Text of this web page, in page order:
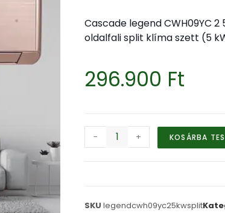
Cascade legend CWH09YC
oldalfali split klíma szett (5
296.900 Ft
- + KOSÁRBA
SKU legendcwh09yc25kwsplit